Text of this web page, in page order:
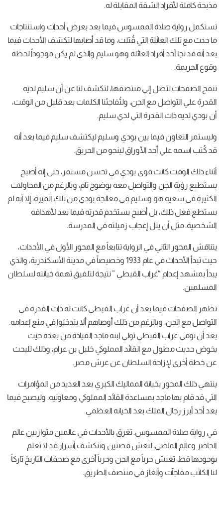
مذبحة كاملة لأفراد الشقة المقابلة له.
تستكمل رواية صلاة الممسوس فيما بعد بعرض أحداث واستنتاجات
ما حدث مع تلك العائلة التي قُتلت، وما قد أصابها لتكشف الأحداث فيما
بعد أنه قد نجا أحد أفراد العائلة وهو سليم والذي لم يكن موجوداً لحظة
وقوع الجريمة.
تنفح الصفحات لتصل إلي منتصفها، لتكشف لنا عن أن سليم لديه
القدرة علي التواصل مع الجن، ولتُفاجئنا الكلمات بعد قليل من الوقت،
أن بودي لديه ذات القدرة التي لدي سليم.
وليستمر التعاون فيما بين بودي وسليم ليكتشف سليم فيما بعد أنه
قد كُتب اسمه علي أحد الأوراق لينجو من الحريق.
أثناء ذلك الوقت كانت قوى بودي في تحسن مستمر، حتى إنه أصبح
يستطيع رؤية الجن والتواصل معه بوضوح تام، وبالرغم من المحاولات
الكثيرة في سعيه هو وسليم في معالجة بودي من تلك الميزة، إلا أنه لم
يستطع فعل ذلك، بل أصبح يستخدم قدرته فيما بعد لأهدافه
الشخصية، مثل أن ينل إعجاب زميلته في المدرسة.
يتناقش المحور الثاني في الرواية تتابعاً مع المحور الأول في الأحداث،
حيث تبدأ الأحداث في عام 1933 وخصيصاً في مدينة الأسكندرية، والذي
يبدأ بمشهد إعدام “غراب القبطي ” نتيجة لتلفيق تهمة خيانته لسلطان
المسلمين.
تظهر الصفحات فيما بعد أن غراب القبطي كانت له ذات القدرة في
التواصل مع الجن، وبالرغم من ذلك أوصاهم ألا يتدخلوا في منع إعدامه.
بعد أن توفي غراب القبطي تولي ابنه ماجد القيادة من بعده حيث
يخوض حديث مطول مع القائد المملوكي خليل بن عرام، وذلك للبحث
عن خطة أخرى لإزاحة السلطان عن عرش مصر.
ينتهي ذلك المحور بخيانة المماليك الكبري بعد العديد من المؤامرات
التي قد قام بها ماجد بمساعدة القائد المملوكي ومعاونيه، وليصبح فيما
بعد أحد أبرز رجال الملك بعد الخيانه العظمي.
في رواية صلاة الممسوس. تغرق بالأحداث في عالمين متوازيين عالم
الحاضر وعالم الماضي، لتعش قصتين وتنكشف أسرار قد لا تعلم
بوجودها قط، تعيش حرباً مع الجن وحرباً أخرى مع صحفات التاريخ تاركاً
لنا الكاتب مفاجآت وألغاز في منتصف الطريق.